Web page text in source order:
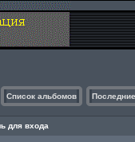
Список альбомов
для входа